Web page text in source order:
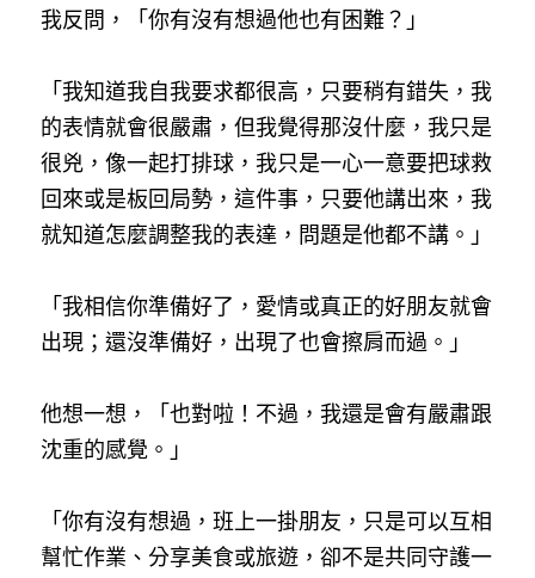
我反問，「你有沒有想過他也有困難？」
「我知道我自我要求都很高，只要稍有錯失，我
的表情就會很嚴肅，但我覺得那沒什麼，我只是
很兇，像一起打排球，我只是一心一意要把球救
回來或是板回局勢，這件事，只要他講出來，我
就知道怎麼調整我的表達，問題是他都不講。」
「我相信你準備好了，愛情或真正的好朋友就會
出現；還沒準備好，出現了也會擦肩而過。」
他想一想，「也對啦！不過，我還是會有嚴肅跟
沈重的感覺。」
「你有沒有想過，班上一掛朋友，只是可以互相
幫忙作業、分享美食或旅遊，卻不是共同守護一